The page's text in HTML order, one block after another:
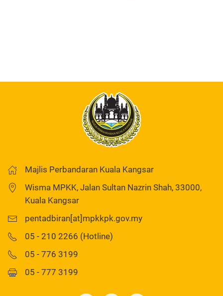
Majlis Perbandaran Kuala Kangsar
Wisma MPKK, Jalan Sultan Nazrin Shah, 33000,
Kuala Kangsar
pentadbiran[at]mpkkpk.gov.my
05 - 210 2266 (Hotline)
05 - 776 3199
05 - 777 3199